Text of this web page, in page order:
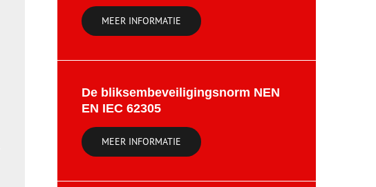
MEER INFORMATIE
De bliksembeveiligingsnorm NEN
EN IEC 62305
MEER INFORMATIE